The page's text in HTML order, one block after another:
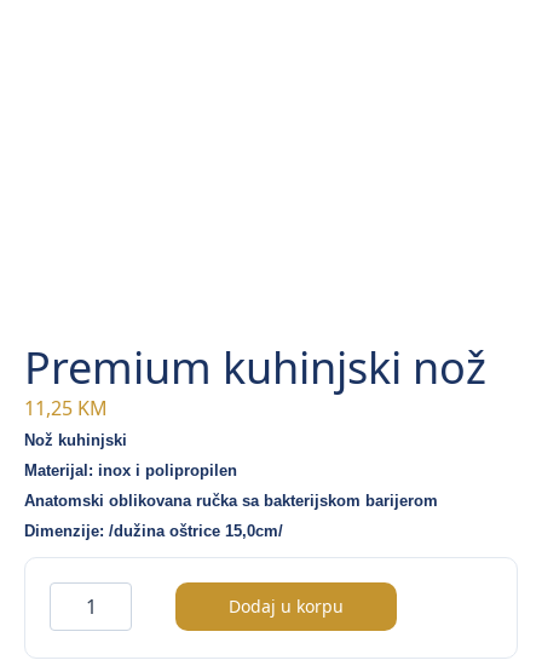
Premium kuhinjski nož
11,25 KM
Nož kuhinjski
Materijal: inox i polipropilen
Anatomski oblikovana ručka sa bakterijskom barijerom
Dimenzije: /dužina oštrice 15,0cm/
Premium
kuhinjski
nož
Dodaj u korpu